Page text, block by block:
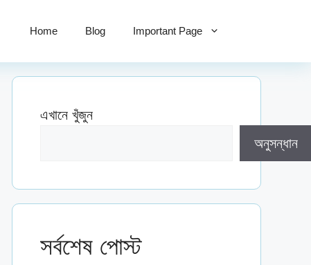
Home Blog Important Page
এখানে খুঁজুন
অনুসন্ধান
সর্বশেষ পোস্ট